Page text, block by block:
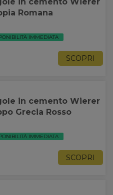
Romana
IMMEDIATA
SCOPRI
in cemento Wierer
Grecia Rosso
IMMEDIATA
SCOPRI